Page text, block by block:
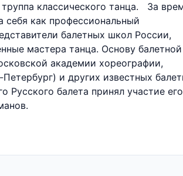
классического танца. За
себя как профессиональный
балетных школ России,
мастера танца. Основу балетной
академии хореографии,
и других известных
балета принял участие его